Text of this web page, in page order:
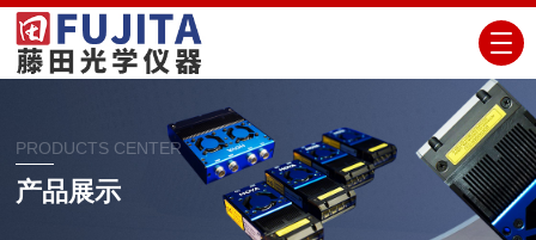
PRODUCTS CENTER
产品展示